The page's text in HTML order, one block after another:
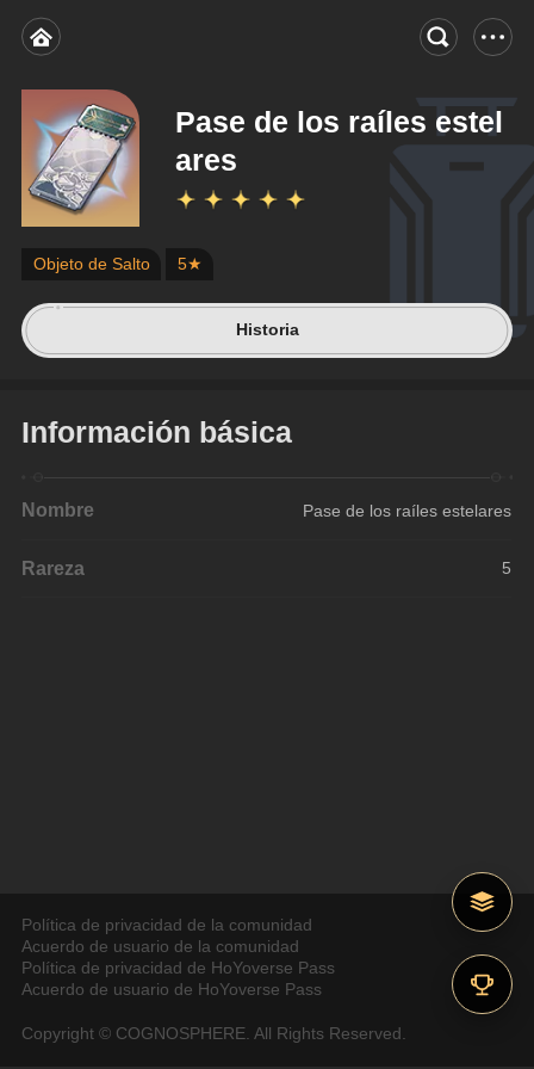
Pase de los raíles estel
ares
Objeto de Salto 5★
Historia
Información básica
Nombre Pase de los raíles estelares
Rareza 5
Política de privacidad de la comunidad
Acuerdo de usuario de la comunidad
Política de privacidad de HoYoverse Pass
Acuerdo de usuario de HoYoverse Pass
Copyright © COGNOSPHERE. All Rights Reserved.